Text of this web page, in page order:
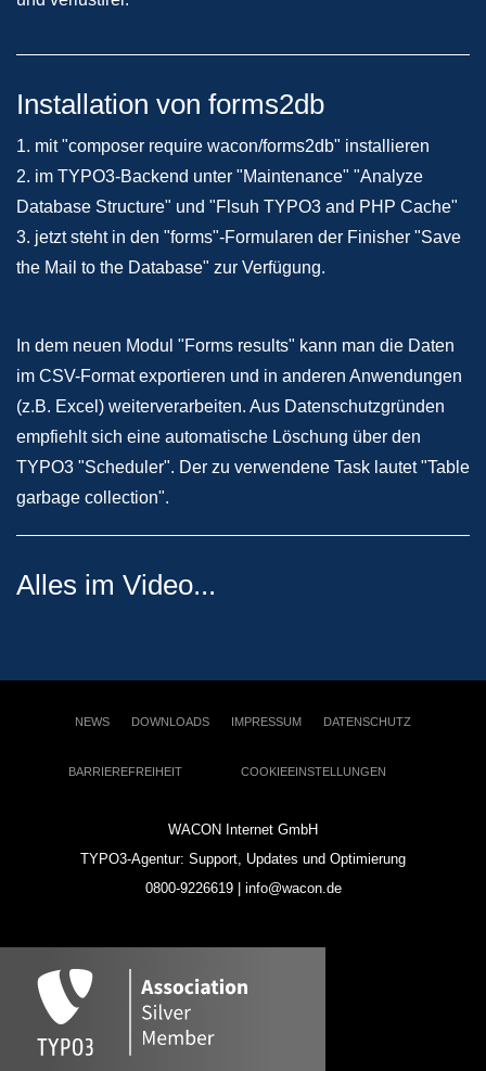
Installation von forms2db
1. mit "composer require wacon/forms2db" installieren
2. im TYPO3-Backend unter "Maintenance" "Analyze
Database Structure" und "Flsuh TYPO3 and PHP Cache"
3. jetzt steht in den "forms"-Formularen der Finisher "Save
the Mail to the Database" zur Verfügung.
In dem neuen Modul "Forms results" kann man die Daten
im CSV-Format exportieren und in anderen Anwendungen
(z.B. Excel) weiterverarbeiten. Aus Datenschutzgründen
empfiehlt sich eine automatische Löschung über den
TYPO3 "Scheduler". Der zu verwendene Task lautet "Table
garbage collection".
Alles im Video...
NEWS DOWNLOADS IMPRESSUM DATENSCHUTZ
BARRIEREFREIHEIT COOKIEEINSTELLUNGEN
WACON Internet GmbH
TYPO3-Agentur: Support, Updates und Optimierung
0800-9226619 | info@wacon.de